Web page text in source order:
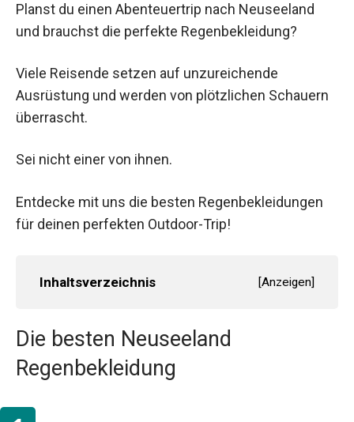
Planst du einen Abenteuertrip nach Neuseeland
und brauchst die perfekte Regenbekleidung?
Viele Reisende setzen auf unzureichende
Ausrüstung und werden von plötzlichen Schauern
überrascht.
Sei nicht einer von ihnen.
Entdecke mit uns die besten Regenbekleidungen
für deinen perfekten Outdoor-Trip!
Inhaltsverzeichnis [Anzeigen]
Die besten Neuseeland
Regenbekleidung